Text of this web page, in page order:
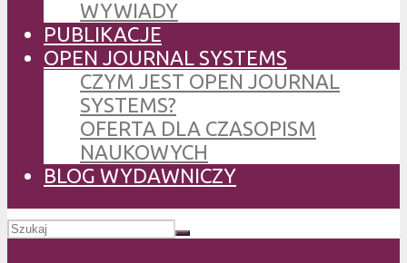
WYWIADY
PUBLIKACJE
OPEN JOURNAL SYSTEMS
CZYM JEST OPEN JOURNAL
SYSTEMS?
OFERTA DLA CZASOPISM
NAUKOWYCH
BLOG WYDAWNICZY